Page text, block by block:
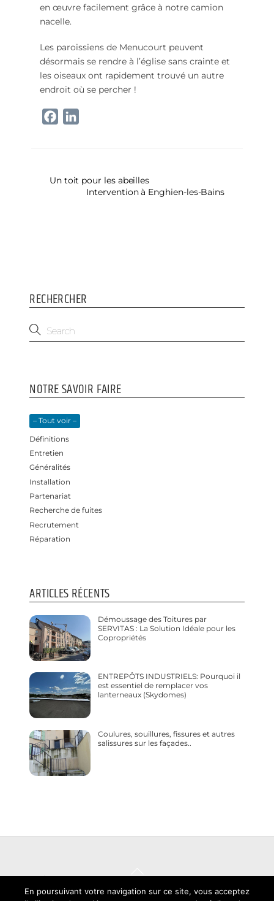
enœuvre facilement grâce à notre camion
nacelle.
Les paroissiens de Menucourt peuvent
désormais se rendre à l’église sans crainte et
les oiseaux ont rapidement trouvé un autre
endroit où se percher !
b
e
Un toit pour les abeilles
Intervention à Enghien-les-Bains
RECHERCHER
NOTRE SAVOIR FAIRE
– Tout voir –
Définitions
Entretien
Généralités
Installation
Partenariat
Recherche de fuites
Recrutement
Réparation
ARTICLES RÉCENTS
Démoussage des Toitures par
SERVITAS : La Solution Idéale pour les
Copropriétés
ENTREPÔTS INDUSTRIELS: Pourquoi il
est essentiel de remplacer vos
lanterneaux (Skydomes)
Coulures, souillures, fissures et autres
salissures sur les façades..
Top
confidentialité |© MWdesign
En poursuivant votre navigation sur ce site, vous acceptez